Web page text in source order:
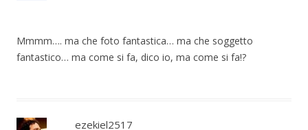
t
Mmmm…. ma che foto fantastica… ma che soggetto
fantastico… ma come si fa, dico io, ma come si fa!?
ezekiel2517